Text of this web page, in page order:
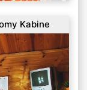
Kabine